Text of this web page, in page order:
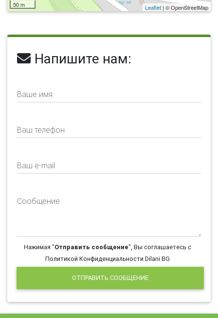
50 m Leaflet | © OpenStreetMap
Напишите нам:
Ваше имя
Ваш телефон
Ваш e-mail
Сообщение
Нажимая "Отправить сообщение", Вы соглашаетесь с
Политикой Конфиденциальности Dilani BG
ОТПРАВИТЬ СООБЩЕНИЕ